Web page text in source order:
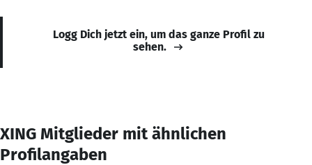
Logg Dich jetzt ein, um das ganze Profil zu
sehen.
XING Mitglieder mit ähnlichen
Profilangaben